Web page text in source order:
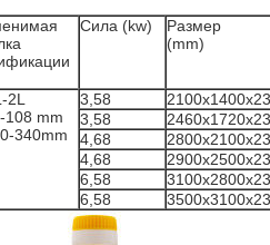
Сила (kw)
Размер
(mm)
2L
108 mm
340mm
3,58
3,58
4,68
4,68
6,58
6,58